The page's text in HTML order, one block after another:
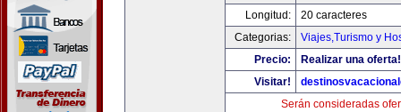
Longitud:
20 caracteres
Categorias:
Viajes,Turismo y
Precio:
Realizar una oferta!
Visitar!
Serán consideradas